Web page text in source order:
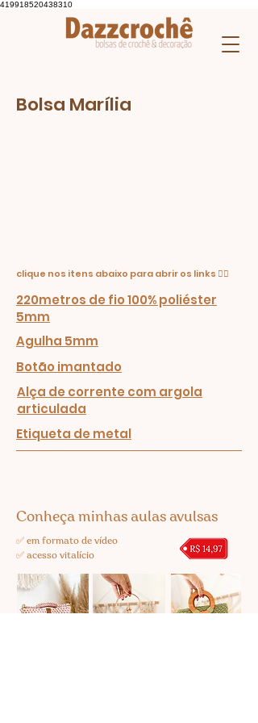
419918520438310
Bolsa Marília
clique nos itens abaixo para abrir os links 👇🏼
220metros de fio 100% poliéster
5mm
Agulha 5mm
Botão imantado
Alça de corrente com argola
articulada
Etiqueta de metal
Conheça minhas aulas avulsas
✅ em formato de vídeo
✅ acesso vitalício